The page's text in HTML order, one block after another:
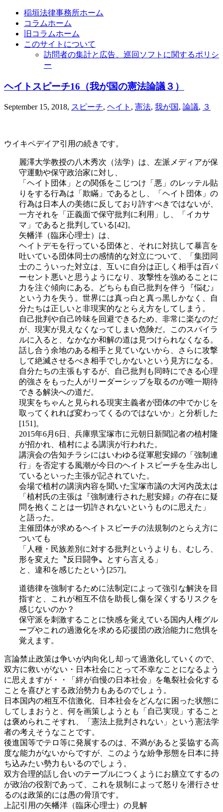
稲垣法律事務所ホーム
コラムホーム
旧コラムホーム
このサイトについて
訪問者の集計と広告、巡回ソフトに関するポリシ
ー
ヘイトスピーチ16（我が国の憲法論議３）
September 15, 2018, スピーチ, ヘイト , 憲法, 我が国, 論議, ３
ウイキペデイア引用の続きです。
麗澤大学教授の八木秀次（法学）は、左派メディアが保
守運動や保守政治家に対し、
「ヘイト団体」との関係をこじつけ「悪」のレッテル貼
りをする行為は「欺瞞」であるとし、「ヘイト団体」の
行為は日本人の美徳に反しており許すべきではないが、
一方それを「正義面で保守批判に利用」し、「イカサ
マ」であると批判している[42]。
矢幡洋（臨床心理士）は、
ヘイトデモを行っている団体と、それに対抗して暴言を
吐いている団体同士の感情的な対立について、「集団同
士のこういった対立は、互いに自分は正しく相手は百パ
ーセント悪いと思うようになり、攻撃性を強めることに
力を注ぐ傾向にある。どちらも自己批判を伴う『悩む』
という力を失う。世界には真っ白と真っ黒しかなく、自
分たちは正しいと非現実的なとらえ方をしてしまう。
自己批判や自己吟味を回避できるため、非常に楽なのだ
が、現実が見えなくなってしまい危険だ。このスパイラ
ルに入ると、なかなか和解の道は見つけられなくなる。
話し合う余地のある相手と見ていないから、さらに攻撃
して絶滅させるべき相手でしかないという見方になる。
自分たちの主張もするが、自己批判も同時にできる心理
的強さをもった人がリーダーシップを取るのが唯一期待
できる解決への道だ。
現実をちゃんと見られる現実主義者が団体の中でかじを
取ってくれれば変わってくるのではないか」と分析した
[151]。
2015年6月6日、兵庫県宝塚市に元朝日新聞記者の植村隆
が招かれ、植村による講演が行われた。
講演会の告知チラシにはいわゆる従軍慰安婦の「強制連
行」を否定する風潮が今日のヘイトスピーチを生み出し
ているといった主張が記されていた。
会場で植村の講演内容を聞いた宝塚市議の大河内茂太は
「植村氏の主張は『強制連行された慰安婦』の存在に疑
問を抱くことは一切許されないというものに思えた」
と語った。
主催団体が求めるヘイトスピーチの法規制のとらえ方に
ついても
「人種・民族差別に対する批判というよりも、むしろ、
形を変えた〝反日闘争〟とすら言える」
と、違和を感じたという[257]。
道徳律を強制するために法制定によって強引な解決を目
指すと、これが相互不信を助長し傷を深くするリスクを
感じないのか？
保守派を刺激することに快感を覚えている国内人権グル
ープやこれの過激化を求める応援団の政治能力に危惧を
覚えます。
言論禁止政策は争いが内向化し却って過激化していくので、
双方に救いがない・日本社会にとって不幸なことになるよう
に思えますが・・「絆が自慢の日本社会」を亀裂社会化する
ことを喜びとする政治勢力もあるのでしょう。
日本国内の相互不信激化、日本社会をどんなに困った状態に
してしまおうと、何を画策しようとも「自己実現」すること
は褒められこそすれ、「憲法上批判されない」という憲法学
者の考えそうなことです。
後進国等でテロ等に発展するのは、不満があると妥協する高
度な能力がないからですが、このような紛争形態を日本に持
ち込みたい勢力もいるのでしょう。
双方合理的話し合いのテーブルにつくようにお膳立てするの
が政治の役割であって、これを規制によって怒りを潜行させ
るのは政策的には愚の骨頂です。
上記引用の矢幡洋（臨床心理士）の見解